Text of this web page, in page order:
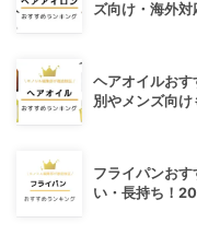
ズ向け・海外対
ヘアオイルお
別やメンズ向け
フライパンお
い・長持ち！